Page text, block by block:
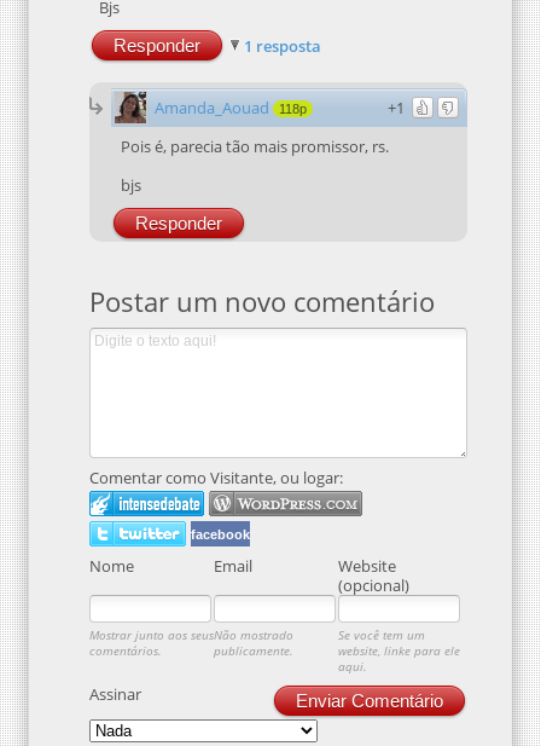
Bjs
Responder 1 resposta
+1
Amanda_Aouad 118p
Pois é, parecia tão mais promissor, rs.
bjs
Responder
Postar um novo comentário
Comentar como Visitante, ou logar:
facebook
Nome Email
Website
(opcional)
Mostrar junto aos seus
comentários.
Não mostrado
publicamente.
Se você tem um
website, linke para ele
aqui.
Enviar Comentário
Assinar